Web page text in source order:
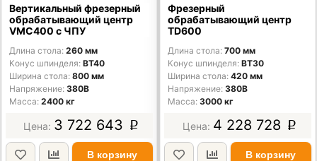
Вертикальный фрезерный
обрабатывающий центр
VMC400 с ЧПУ
Длина стола 260 мм
Конус шпинделя BT40
Ширина стола 800 мм
Напряжение 380В
Масса 2400 кг
3 722 643 p
В корзину
Фрезерный
обрабатывающий центр
TD600
Длина стола 700 мм
Конус шпинделя BT30
Ширина стола 420 мм
Напряжение 380В
Масса 3000 кг
4 228 728 p
В корзину